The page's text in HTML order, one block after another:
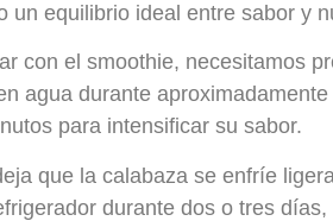
un equilibrio ideal entre sabor y
con el smoothie, necesitamos
agua durante
para intensificar su sabor.
que la calabaza se enfríe
durante dos o tres